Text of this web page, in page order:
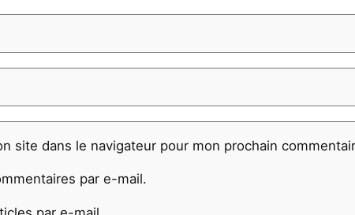
site dans le navigateur pour mon prochain
par e-mail.